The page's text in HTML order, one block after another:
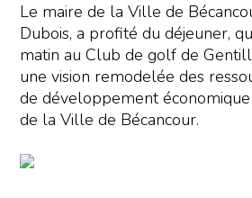
Le maire de la Ville de
Dubois, a profité du déjeuner,
matin au Club de golf de
une vision remodelée des
de développement
de la Ville de Bécancour.